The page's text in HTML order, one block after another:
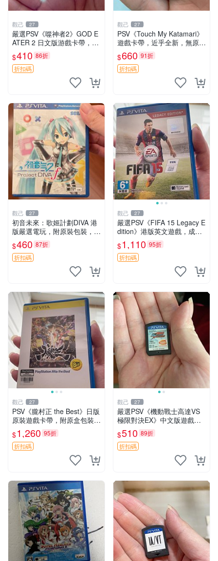
觀己 27
嚴選PSV《噬神者2》GOD E
ATER 2 日文版游戲卡帶，成
色尚佳輕微使用痕跡，功能正
常無故障，適合收藏愛好者。
PSV卡帶 相機 功能遊戲 嚴選
$410 86折
折扣碼
觀己 27
PSV《Touch My Katamari》
遊戲卡帶，近乎全新，無原廠
包裝，經典滾動球樂趣等你來
挑戰，嚴選好物推薦。Katam
ari Touch 測試版
$660 91折
折扣碼
觀己 27
初音未來：歌姬計劃DIVA 港
版嚴選電玩，附原裝包裝，卡
帶狀態如新，盤面乾淨無瑕，
PSV平臺專用 日文原版 測試
無誤 售不退不換 初音未來、
$460 87折
折扣碼
觀己 27
嚴選PSV《FIFA 15 Legacy E
dition》港版英文遊戲，成色
幾乎全新，附原裝包裝盒及乾
淨盤面。適合收藏與自行玩
樂，體育類遊戲不容錯過。
$1,110 95折
折扣碼
觀己 27
PSV《朧村正 the Best》日版
原裝遊戲卡帶，附原盒包裝，
狀態近新，盤面乾淨，支持P
SV主機即插即玩，日本語原
版，適合喜愛日系RPG玩家
$1,260 95折
折扣碼
觀己 27
嚴選PSV《機動戰士高達VS
極限對決EX》中文版遊戲卡
帶 成色如新 港版 主機相容
買家保障 不退不換 高達 終結
者 10562
$510 89折
折扣碼